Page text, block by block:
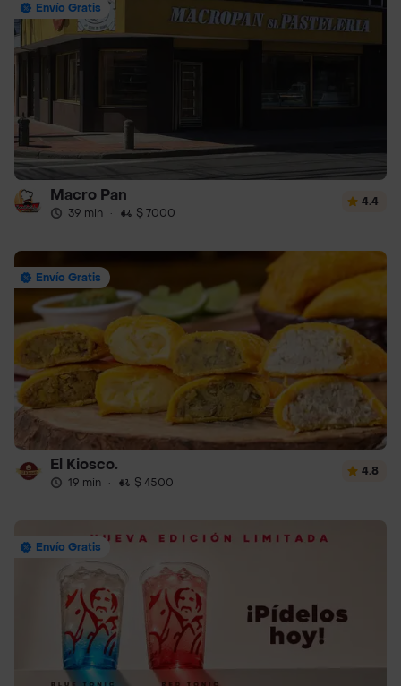
Envío Gratis
Macro Pan
39 min · $ 7000
4.4
Envío Gratis
El Kiosco.
19 min · $ 4500
4.8
Envío Gratis